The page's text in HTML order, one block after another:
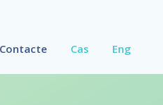
Contacte Cas Eng